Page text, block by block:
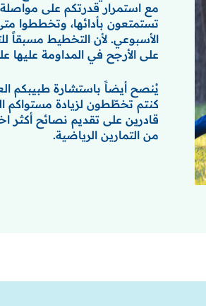
مع استمرار قدرتكم على
تستمتعون بأدائها، وتخططوا
الأسبوعي. لأن التخطيط مسبقاً
على الأرجح في المداومة عليها
يُنصح أيضاً باستشارة طبيبكم
كنتم تخطّطون لزيادة مستواكم
قادرين على تقديم نصائح أكثر
من التمارين الرياضية.